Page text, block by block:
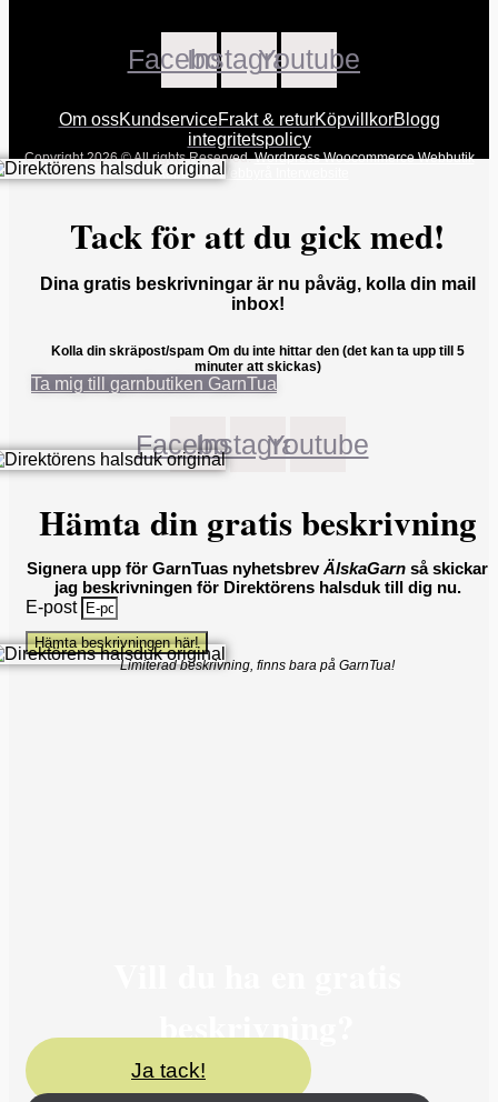
Facebook
Instagram
Youtube
Om ossKundserviceFrakt & returKöpvillkorBlogg
integritetspolicy
Copyright 2026 © All rights Reserved.Wordpress Woocommerce Webbutik
Skapad Av Webbyrå Interwebsite
Tack för att du gick med!
Dina gratis beskrivningar är nu påväg, kolla din mail
inbox!
Kolla din skräpost/spam Om du inte hittar den (det kan ta upp till 5
minuter att skickas)
Ta mig till garnbutiken GarnTua
FacebookInstagram
Youtube
Hämta din gratis beskrivning
Signera upp för GarnTuas nyhetsbrevÄlskaGarn så skickar
jag beskrivningen för Direktörens halsduk till dig nu.
E-post
Hämta beskrivningen här!
Limiterad beskrivning, finns bara på GarnTua!
beskrivning?
Ja tack!